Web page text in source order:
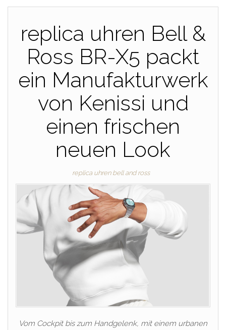
replica uhren Bell &
Ross BR-X5 packt
ein Manufakturwerk
von Kenissi und
einen frischen
neuen Look
replica uhren bell and ross
Vom Cockpit bis zum Handgelenk, mit einem urbanen